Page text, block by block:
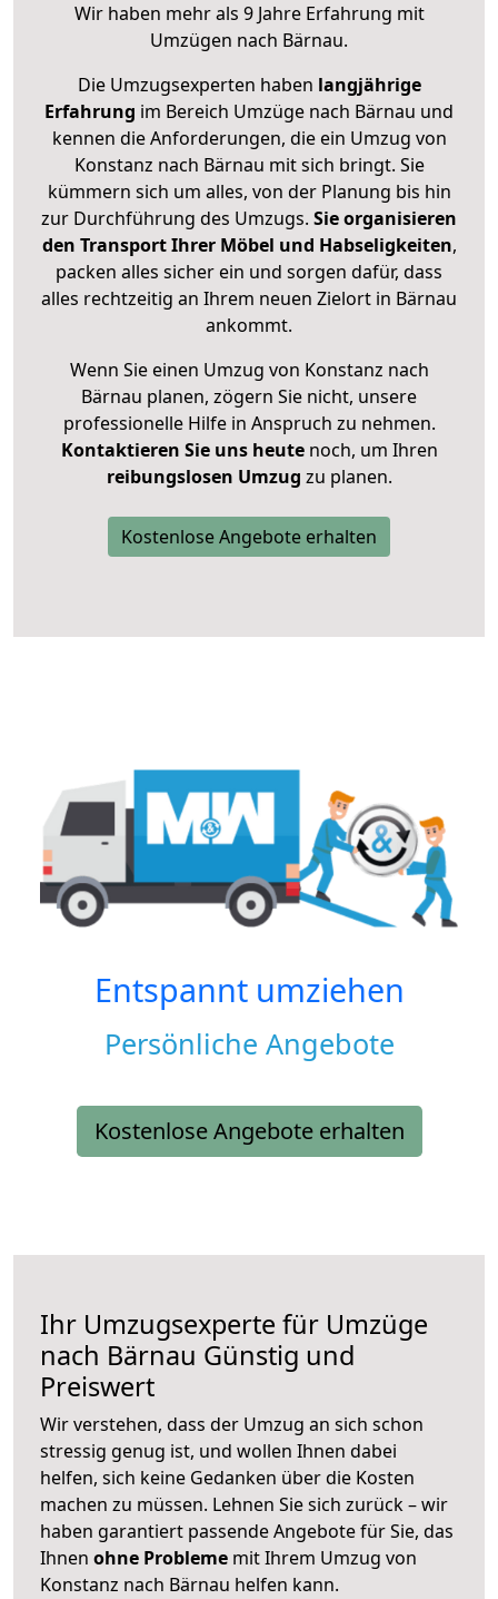
Wir haben mehr als 9 Jahre Erfahrung mit
Umzügen nach Bärnau.
Die Umzugsexperten haben langjährige
Erfahrung im Bereich Umzüge nach Bärnau und
kennen die Anforderungen, die ein Umzug von
Konstanz nach Bärnau mit sich bringt. Sie
kümmern sich um alles, von der Planung bis hin
zur Durchführung des Umzugs. Sie organisieren
den Transport Ihrer Möbel und Habseligkeiten,
packen alles sicher ein und sorgen dafür, dass
alles rechtzeitig an Ihrem neuen Zielort in Bärnau
ankommt.
Wenn Sie einen Umzug von Konstanz nach
Bärnau planen, zögern Sie nicht, unsere
professionelle Hilfe in Anspruch zu nehmen.
Kontaktieren Sie uns heutenoch, um Ihren
reibungslosen Umzug zu planen.
Kostenlose Angebote erhalten
Entspannt umziehen
Persönliche Angebote
Kostenlose Angebote erhalten
Ihr Umzugsexperte für Umzüge
nach Bärnau Günstig und
Preiswert
Wir verstehen, dass der Umzug an sich schon
stressig genug ist, und wollen Ihnen dabei
helfen, sich keine Gedanken über die Kosten
machen zu müssen. Lehnen Sie sich zurück – wir
haben garantiert passende Angebote für Sie, das
Ihnen ohne Probleme mit Ihrem Umzug von
Konstanz nach Bärnau helfen kann.